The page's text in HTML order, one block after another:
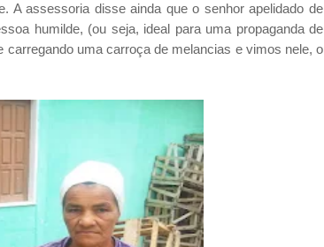
A assessoria disse ainda que o senhor apelidado de
humilde, (ou seja, ideal para uma propaganda de
uma carroça de melancias e vimos nele, o